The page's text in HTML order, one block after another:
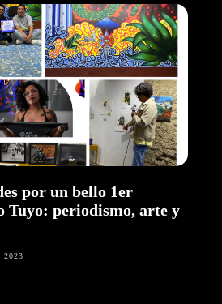
por un bello 1er
Tuyo: periodismo, arte y
2023